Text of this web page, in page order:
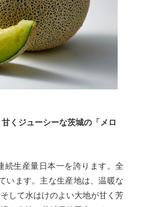
くジューシーな茨城の「メロ
続生産量日本一を誇ります。全
います。主な生産地は、温暖な
して水はけのよい大地が甘く芳